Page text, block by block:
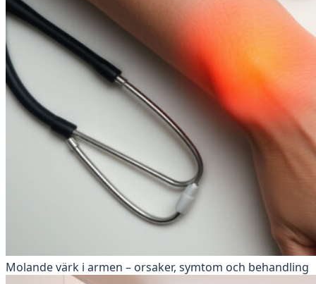
Molande värk i armen – orsaker, symtom och behandling